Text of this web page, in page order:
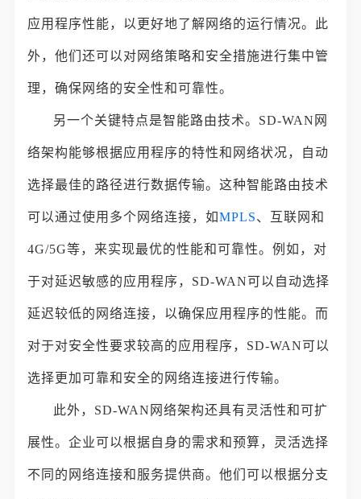
应用程序性能，以更好地了解网络的运行情况。此
外，他们还可以对网络策略和安全措施进行集中管
理，确保网络的安全性和可靠性。
另一个关键特点是智能路由技术。SD-WAN网
络架构能够根据应用程序的特性和网络状况，自动
选择最佳的路径进行数据传输。这种智能路由技术
可以通过使用多个网络连接，如MPLS、互联网和
4G/5G等，来实现最优的性能和可靠性。例如，对
于对延迟敏感的应用程序，SD-WAN可以自动选择
延迟较低的网络连接，以确保应用程序的性能。而
对于对安全性要求较高的应用程序，SD-WAN可以
选择更加可靠和安全的网络连接进行传输。
此外，SD-WAN网络架构还具有灵活性和可扩
展性。企业可以根据自身的需求和预算，灵活选择
不同的网络连接和服务提供商。他们可以根据分支